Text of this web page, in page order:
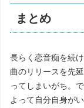
まとめ
長らく恋音痴を続
曲のリリースを先
ってしまいがち。
よって自分自身が